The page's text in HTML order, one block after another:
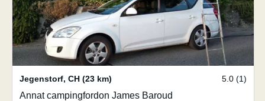
Jegenstorf, CH (23 km) 5.0 (1)
Annat campingfordon James Baroud